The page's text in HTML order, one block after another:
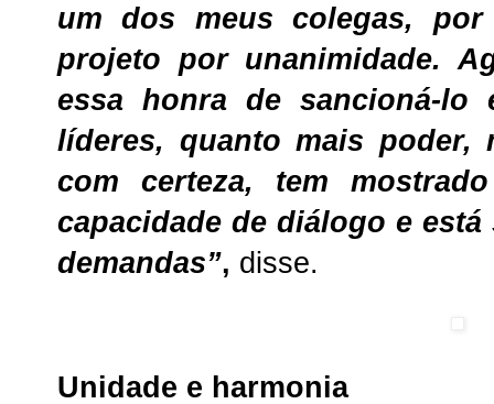
um dos meus colegas,
projeto por unanimidade.
essa honra de sancioná-
líderes, quanto mais poder,
com certeza, tem
capacidade de diálogo e
demandas”, disse.
Unidade e harmonia